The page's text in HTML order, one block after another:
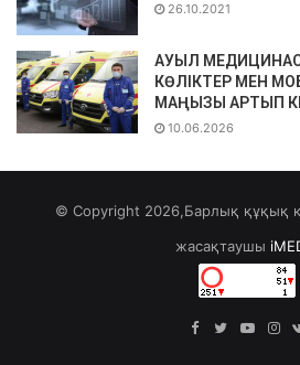
26.10.2021
АУЫЛ
КӨЛІКТЕР МЕН
МАҢЫЗЫ АРТЫП
10.06.2026
© Copyright 2026,Барлық құқық
жасақтаушы
FacebookTwitter